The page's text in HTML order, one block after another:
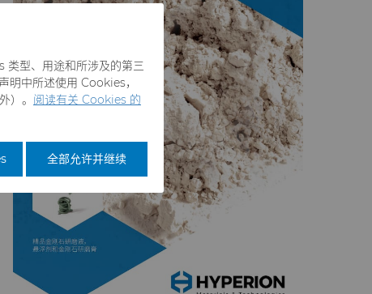
型、用途和所涉及的第三
明中所述使用 Cookies，
）。 阅读有关 Cookies 的
全部允许并继续